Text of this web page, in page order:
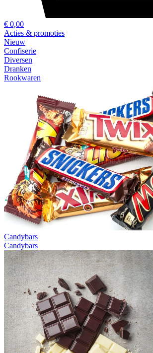
€ 0,00
Acties & promoties
Nieuw
Confiserie
Diversen
Dranken
Rookwaren
Candybars
Candybars